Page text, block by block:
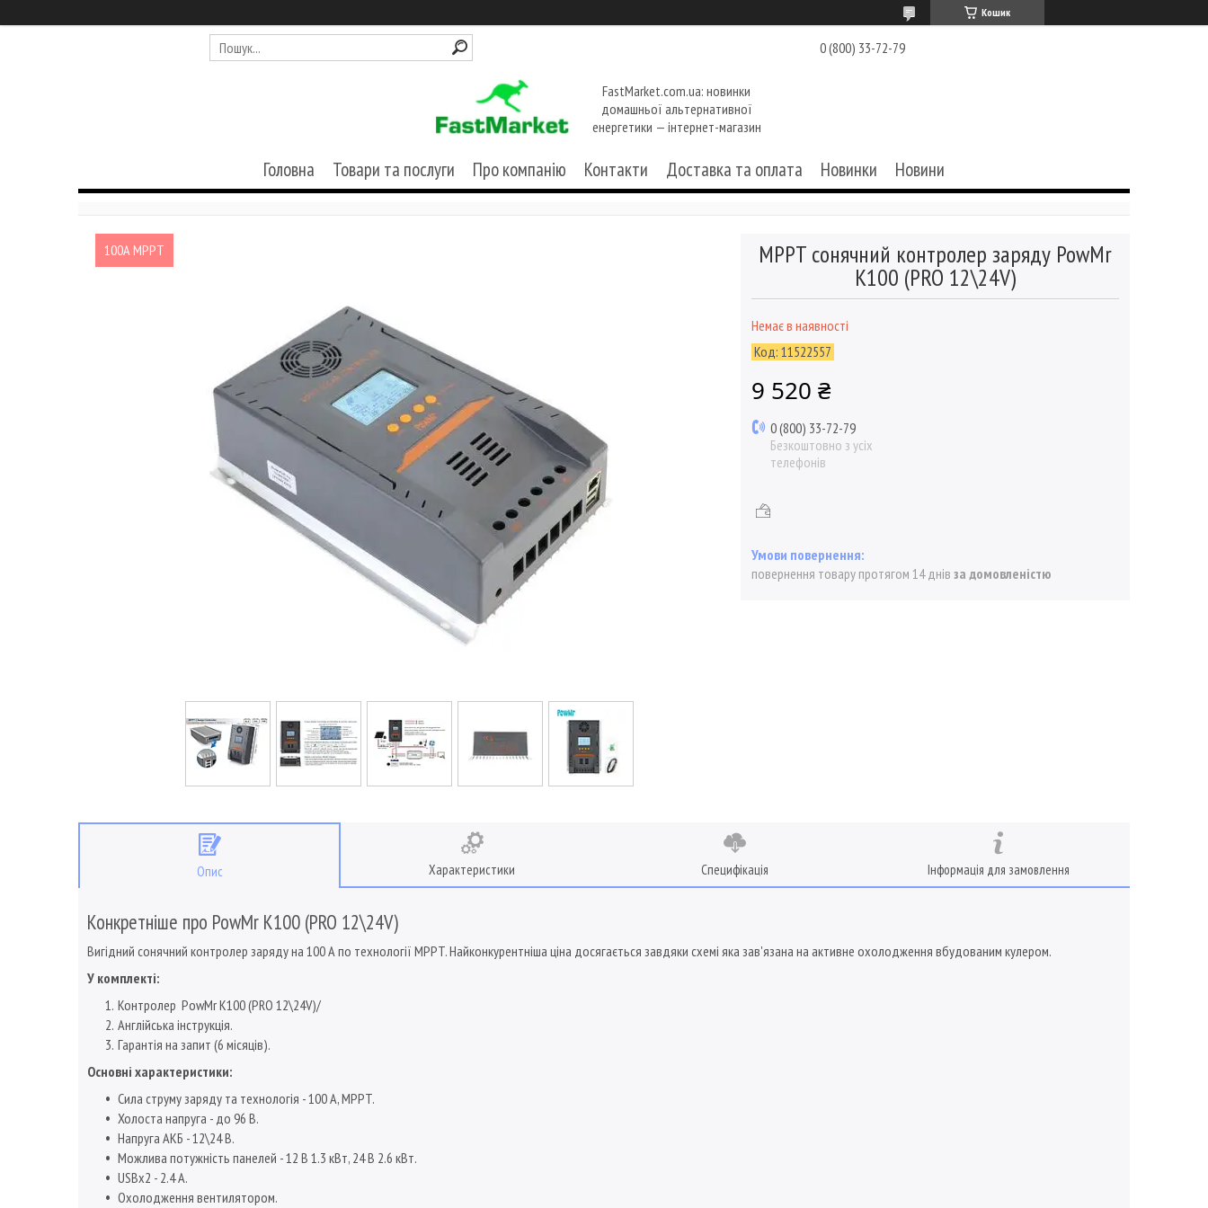
Кошик
0 (800) 33-72-79
FastMarket.com.ua: новинки
домашньої альтернативної
енергетики — інтернет-магазин
Головна Товари та послуги Про компанію Контакти Доставка та оплата Новинки Новини
100А MPPT MPPT сонячний контролер заряду PowMr
K100 (PRO 12\24V)
Немає в наявності
Код: 11522557
9 520 ₴
0 (800) 33-72-79
Безкоштовно з усіх
телефонів
повернення товару протягом 14 днів за домовленістю
Опис Характеристики Специфікація Інформація для замовлення
Конкретніше про PowMr K100 (PRO 12\24V)
Вигідний сонячний контролер заряду на 100 А по технології MPPT. Найконкурентніша ціна досягається завдяки схемі яка зав'язана на активне охолодження вбудованим кулером.
У комплекті:
Контролер PowMr K100 (PRO 12\24V)/
Англійська інструкція.
Гарантія на запит (6 місяців).
Основні характеристики:
Сила струму заряду та технологія - 100 А, MPPT.
Холоста напруга - до 96 В.
Напруга АКБ - 12\24 В.
Можлива потужність панелей - 12 В 1.3 кВт, 24 В 2.6 кВт.
USBx2 - 2.4 A.
Охолодження вентилятором.